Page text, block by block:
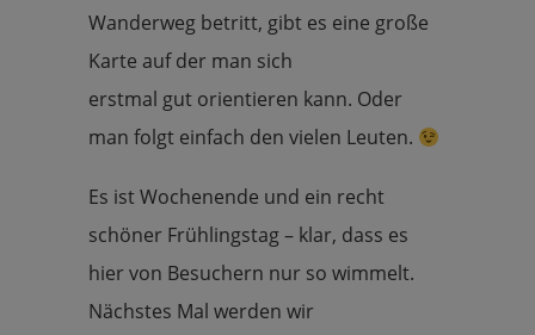
Wanderweg betritt, gibt es eine große
Karte auf der man sich
erstmal gut orientieren kann. Oder
man folgt einfach den vielen Leuten.
Es ist Wochenende und ein recht
schöner Frühlingstag – klar, dass es
hier von Besuchern nur so wimmelt.
Nächstes Mal werden wir